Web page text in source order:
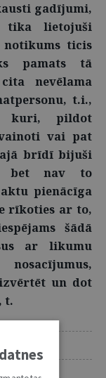
gadījumi,
tika lietojuši
ticis
pamats tā
nevēlama
t.i.,
kuri, pildot
vai pat
brīdī bijuši
bet nav to
pienācīga
rīkoties ar to,
šādā
ar likumu
un dot
t.